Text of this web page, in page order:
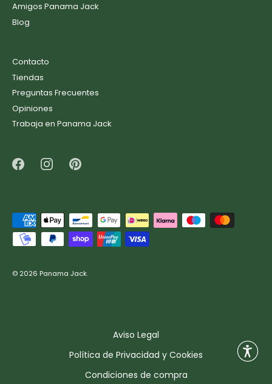
Amigos Panama Jack
Blog
Contacto
Tiendas
Preguntas Frecuentes
Opiniones
Trabaja en Panama Jack
© 2026 Panama Jack.
Aviso Legal
Política de Privacidad y Cookies
Condiciones de compra